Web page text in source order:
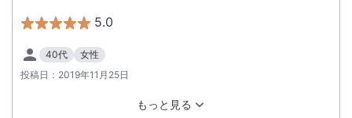
5.0
40代
女性
投稿日： 2019年11月25日
もっと見る